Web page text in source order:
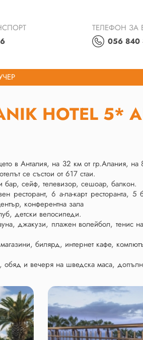
ТЕЛЕФОН ЗА
056 840
HOTEL 5*
в Анталия, на 32 км от гр.Алания,
се състои от 617 стаи.
бар, сейф, телевизор, сешоар, балкон.
ресторант, 6 а-ла-карт ресторанта,
конферентна зала
детски велосипеди.
джакузи, плажен волейбол, тенис
билярд, интернет кафе,
обяд и вечеря на шведска маса,